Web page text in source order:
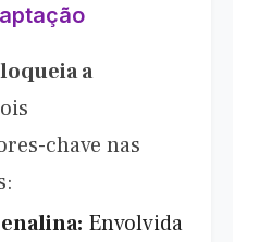
a
chave nas
Envolvida